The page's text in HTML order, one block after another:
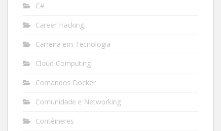
C#
Career Hacking
Carreira em Tecnologia
Cloud Computing
Comandos Docker
Comunidade e Networking
Contêineres